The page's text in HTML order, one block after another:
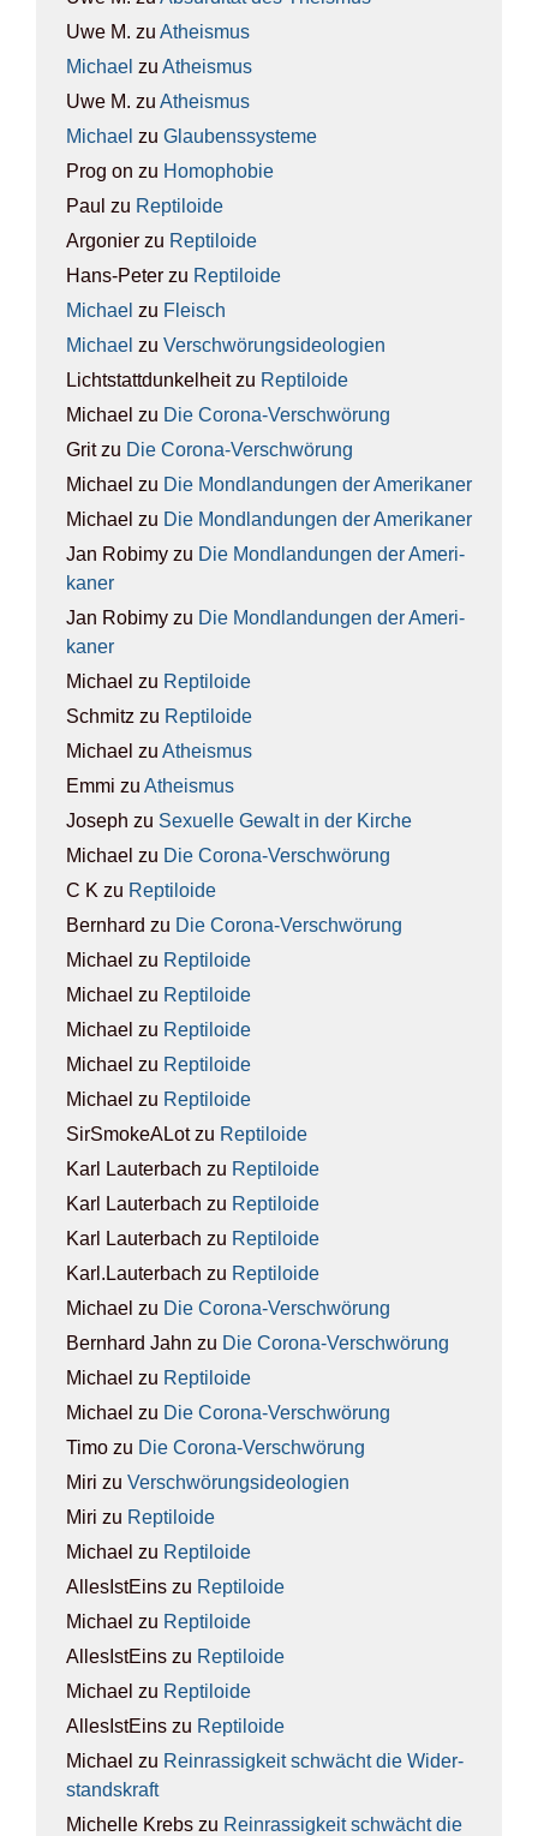
Uwe M. zu Athe­is­mus
Michael zu Athe­is­mus
Uwe M. zu Athe­is­mus
Michael zu Glau­bens­sys­te­me
Prog on zu Homo­pho­bie
Paul zu Rep­ti­lo­ide
Argonier zu Rep­ti­lo­ide
Hans-Peter zu Rep­ti­lo­ide
Michael zu Fleisch
Michael zu Ver­schwö­rungs­ideo­lo­gien
Lichtstattdunkelheitzu Rep­ti­lo­ide
Michael zu Die Coro­na-Ver­schwö­rung
Gritzu Die Coro­na-Ver­schwö­rung
Michael zu Die Mond­lan­dun­gen der Ame­ri­ka­ner
Michael zu Die Mond­lan­dun­gen der Ame­ri­ka­ner
Jan Robimy zu Die Mond­lan­dun­gen der Ame­ri­
ka­ner
Jan Robimy zu Die Mond­lan­dun­gen der Ame­ri­
ka­ner
Michael zu Rep­ti­lo­ide
Schmitz zu Rep­ti­lo­ide
Michael zu Athe­is­mus
Emmi zu Athe­is­mus
Joseph zu Sexu­el­le Gewalt in der Kir­che
Michael zu Die Coro­na-Ver­schwö­rung
C K zu Rep­ti­lo­ide
Bernhard zu Die Coro­na-Ver­schwö­rung
Michael zu Rep­ti­lo­ide
Michael zu Rep­ti­lo­ide
Michael zu Rep­ti­lo­ide
Michael zu Rep­ti­lo­ide
Michael zu Rep­ti­lo­ide
SirSmokeALotzu Rep­ti­lo­ide
Karl Lauterbach zu Rep­ti­lo­ide
Karl Lauterbach zu Rep­ti­lo­ide
Karl Lauterbach zu Rep­ti­lo­ide
Karl.Lauterbach zu Rep­ti­lo­ide
Michael zu Die Coro­na-Ver­schwö­rung
Bernhard Jahn zu Die Coro­na-Ver­schwö­rung
Michael zu Rep­ti­lo­ide
Michael zu Die Coro­na-Ver­schwö­rung
Timo zu Die Coro­na-Ver­schwö­rung
Miri zu Ver­schwö­rungs­ideo­lo­gien
Miri zu Rep­ti­lo­ide
Michael zu Rep­ti­lo­ide
AllesIstEins zu Rep­ti­lo­ide
Michael zu Rep­ti­lo­ide
AllesIstEins zu Rep­ti­lo­ide
Michael zu Rep­ti­lo­ide
AllesIstEins zu Rep­ti­lo­ide
Michael zu Rein­ras­sig­keit schwächt die Wider­
stands­kraft
Michelle Krebs zu Rein­ras­sig­keit schwächt die